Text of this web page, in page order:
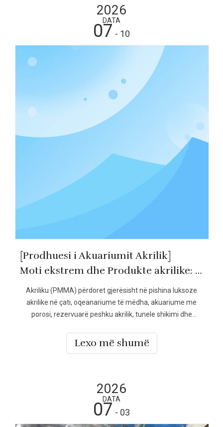
2026
DATA
07 - 10
[Prodhuesi i Akuariumit Akrilik]
Moti ekstrem dhe Produkte akrilike: Ndikimet, Mbrojtja dhe Masat e Rimëkëmbjes - Leyu Acrylic
Akriliku (PMMA) përdoret gjerësisht në pishina luksoze
akrilike në çati, oqeanariume të mëdha, akuariume me
porosi, rezervuarë peshku akrilik, tunele shikimi dhe
lehtësisë dhe forcës së shkëlqyer. Si prodhuesi kryesor,
Lexo më shumë
2026
DATA
07 - 03